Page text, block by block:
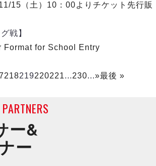
15（土）10：00よりチケット先行販
戦】
for School Entry
218219220221...230...»最後 »
ー&
ー